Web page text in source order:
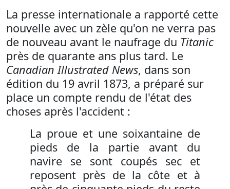
La presse internationale a rapporté cette
nouvelle avec un zèle qu'on ne verra pas
de nouveau avant le naufrage du Titanic
près de quarante ans plus tard. Le
Canadian Illustrated News, dans son
édition du 19 avril 1873, a préparé sur
place un compte rendu de l'état des
choses après l'accident :
La proue et une soixantaine de
pieds de la partie avant du
navire se sont coupés sec et
reposent près de la côte et à